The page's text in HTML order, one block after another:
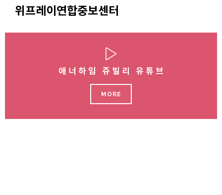
위프레이연합중보센터
애너하임 쥬빌리 유튜브
MORE